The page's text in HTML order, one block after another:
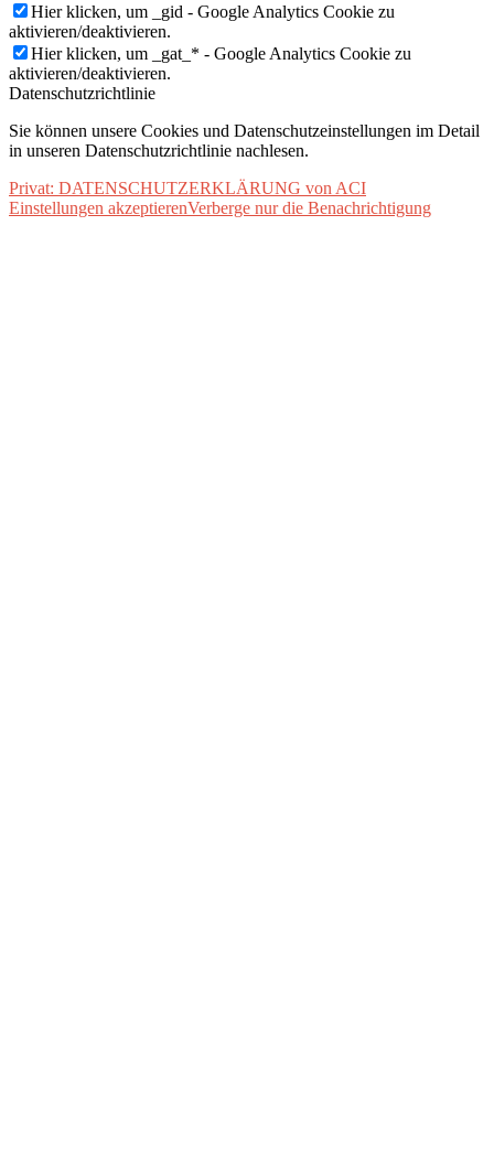
Hier klicken, um _gid - Google Analytics Cookie zu
aktivieren/deaktivieren.
Hier klicken, um _gat_* - Google Analytics Cookie zu
aktivieren/deaktivieren.
Datenschutzrichtlinie
Sie können unsere Cookies und Datenschutzeinstellungen im Detail
in unseren Datenschutzrichtlinie nachlesen.
Privat: DATENSCHUTZERKLÄRUNG von ACI
Einstellungen akzeptierenVerberge nur die Benachrichtigung